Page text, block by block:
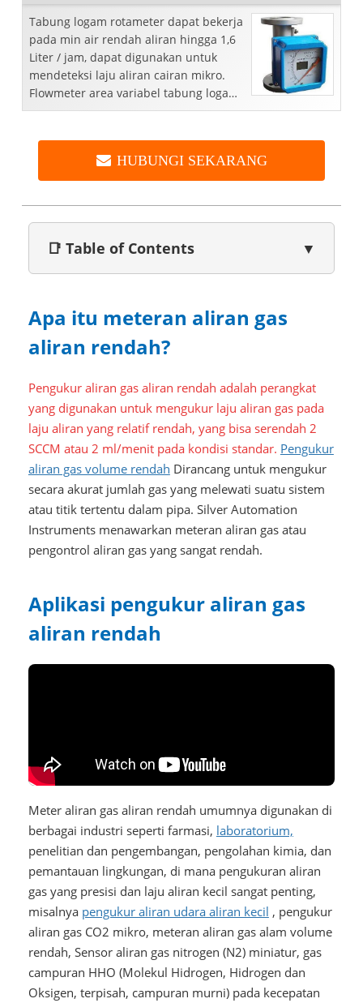
Tabung logam rotameter dapat bekerja
pada min air rendah aliran hingga 1,6
Liter / jam, dapat digunakan untuk
mendeteksi laju aliran cairan mikro.
Flowmeter area variabel tabung logam
adalah salah satu yang tertua ...
HUBUNGI SEKARANG
📑 Table of Contents ▼
Apa itu meteran aliran gas
aliran rendah?
Pengukur aliran gas aliran rendah adalah perangkat
yang digunakan untuk mengukur laju aliran gas pada
laju aliran yang relatif rendah, yang bisa serendah 2
SCCM atau 2 ml/menit pada kondisi standar. Pengukur
aliran gas volume rendah Dirancang untuk mengukur
secara akurat jumlah gas yang melewati suatu sistem
atau titik tertentu dalam pipa. Silver Automation
Instruments menawarkan meteran aliran gas atau
pengontrol aliran gas yang sangat rendah.
Aplikasi pengukur aliran gas
aliran rendah
Meter aliran gas aliran rendah umumnya digunakan di
berbagai industri seperti farmasi, laboratorium,
penelitian dan pengembangan, pengolahan kimia, dan
pemantauan lingkungan, di mana pengukuran aliran
gas yang presisi dan laju aliran kecil sangat penting,
misalnya pengukur aliran udara aliran kecil , pengukur
aliran gas CO2 mikro, meteran aliran gas alam volume
rendah, Sensor aliran gas nitrogen (N2) miniatur, gas
campuran HHO (Molekul Hidrogen, Hidrogen dan
Oksigen, terpisah, campuran murni) pada kecepatan